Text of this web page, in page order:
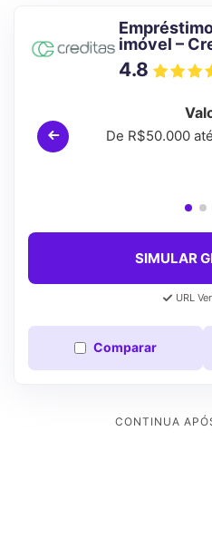
imóvel –
4.8
De R$50.000
SIMULAR
URL
Comparar